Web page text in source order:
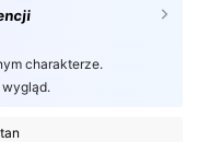
charakterze.
wygląd.